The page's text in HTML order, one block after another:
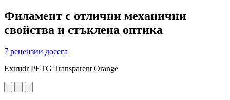
Филамент с отлични механични
свойства и стъклена оптика
7 рецензии досега
Extrudr PETG Transparent Orange